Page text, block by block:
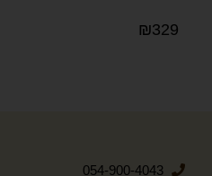
₪329
054-900-4043